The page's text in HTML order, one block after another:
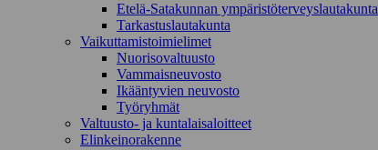
Etelä-Satakunnan ympäristöterveyslautakunta
Tarkastuslautakunta
Vaikuttamistoimielimet
Nuorisovaltuusto
Vammaisneuvosto
Ikääntyvien neuvosto
Työryhmät
Valtuusto- ja kuntalaisaloitteet
Elinkeinorakenne